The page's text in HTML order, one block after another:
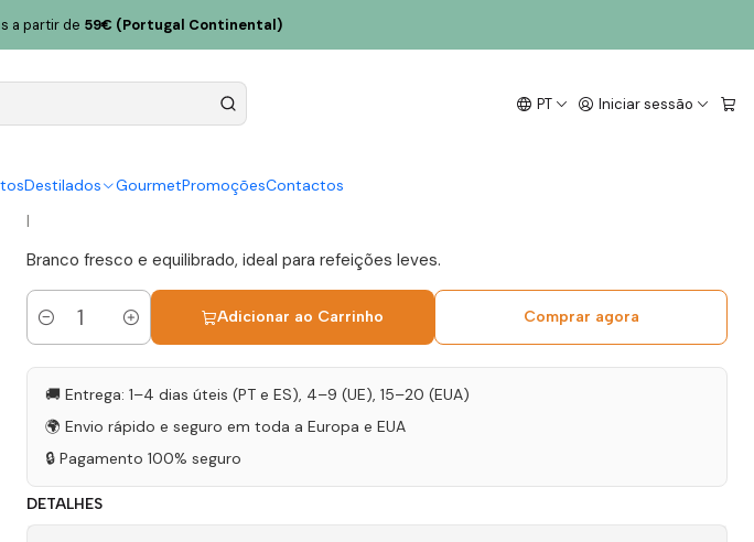
PT Iniciar sessão
Destilados GourmetPromoçõesContactos
a partir de 59€ (Portugal Continental)
Branco Unfiltered 2021 Vinho Verde Branco 75cl
Adega Casa da Torre Quinta do
Vinho Verde Branco 75cl
|
Branco fresco e equilibrado, ideal para refeições leves.
Quantidade
Adicionar ao Carrinho Comprar agora
🚚 Entrega: 1–4 dias úteis (PT e ES), 4–9 (UE), 15–20 (EUA)
🌍 Envio rápido e seguro em toda a Europa e EUA
🔒 Pagamento 100% seguro
DETALHES